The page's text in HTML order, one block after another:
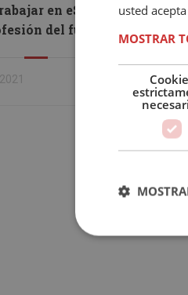
en eSports,
del futuro
usted
MOSTRAR